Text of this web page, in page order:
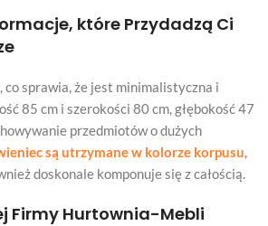
które Przydadzą Ci
co sprawia, że jest minimalistyczna i
85 cm i szerokości 80 cm, głębokość 47
przedmiotów o dużych
są utrzymane w kolorze korpusu,
doskonale komponuje się z całością.
Firmy Hurtownia-Mebli